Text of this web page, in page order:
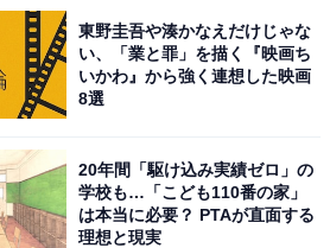
東野圭吾や湊かなえだけじゃな
い、「業と罪」を描く『映画ち
いかわ』から強く連想した映画
8選
20年間「駆け込み実績ゼロ」の
学校も…「こども110番の家」
は本当に必要？ PTAが直面する
理想と現実